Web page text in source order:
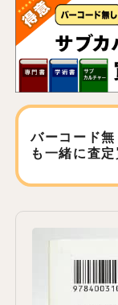
バーコード
も 一緒に査